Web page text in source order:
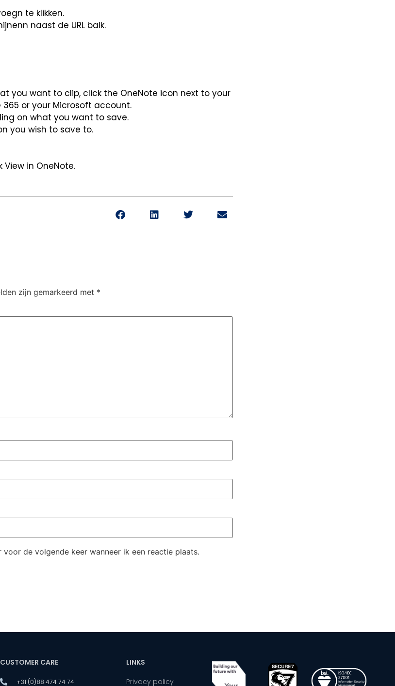
te klikken.
naast de URL balk.
you want to clip, click the OneNote icon next to your
365 or your Microsoft account.
on what you want to save.
you wish to save to.
in OneNote.
zijn gemarkeerd met *
de volgende keer wanneer ik een reactie plaats.
CUSTOMER CARE
+31 (0)88 474 74 74
LINKS
Privacy policy